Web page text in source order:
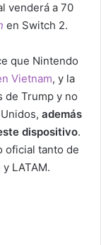
venderá a 70
en Switch 2.
que Nintendo
Vietnam, y la
de Trump y no
además
dispositivo.
oficial tanto de
LATAM.